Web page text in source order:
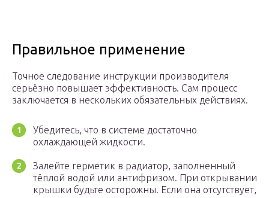
Правильное применение
Точное следование инструкции производителя
серьёзно повышает эффективность. Сам процесс
заключается в нескольких обязательных действиях.
Убедитесь, что в системе достаточно
охлаждающей жидкости.
Залейте герметик в радиатор, заполненный
тёплой водой или антифризом. При открывании
крышки будьте осторожны. Если она отсутствует,